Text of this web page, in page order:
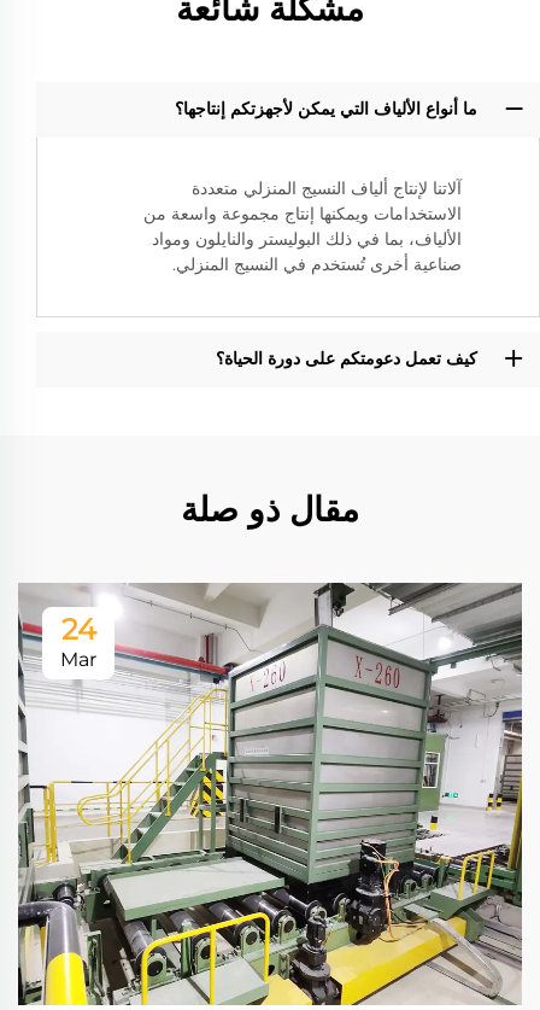
مشكلة شائعة
ما أنواع الألياف التي يمكن لأجهزتكم إنتاجها؟
آلاتنا لإنتاج ألياف النسيج المنزلي متعددة
الاستخدامات ويمكنها إنتاج مجموعة واسعة من
الألياف، بما في ذلك البوليستر والنايلون ومواد
صناعية أخرى تُستخدم في النسيج المنزلي.
كيف تعمل دعومتكم على دورة الحياة؟
مقال ذو صلة
24
Mar